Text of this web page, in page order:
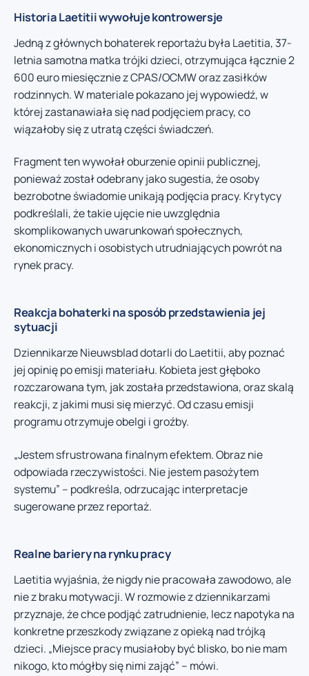
Historia Laetitii wywołuje kontrowersje
Jedną z głównych bohaterek reportażu była Laetitia, 37-
letnia samotna matka trójki dzieci, otrzymująca łącznie 2
600 euro miesięcznie z CPAS/OCMW oraz zasiłków
rodzinnych. W materiale pokazano jej wypowiedź, w
której zastanawiała się nad podjęciem pracy, co
wiązałoby się z utratą części świadczeń.
Fragment ten wywołał oburzenie opinii publicznej,
ponieważ został odebrany jako sugestia, że osoby
bezrobotne świadomie unikają podjęcia pracy. Krytycy
podkreślali, że takie ujęcie nie uwzględnia
skomplikowanych uwarunkowań społecznych,
ekonomicznych i osobistych utrudniających powrót na
rynek pracy.
Reakcja bohaterki na sposób przedstawienia jej
sytuacji
Dziennikarze Nieuwsblad dotarli do Laetitii, aby poznać
jej opinię po emisji materiału. Kobieta jest głęboko
rozczarowana tym, jak została przedstawiona, oraz skalą
reakcji, z jakimi musi się mierzyć. Od czasu emisji
programu otrzymuje obelgi i groźby.
„Jestem sfrustrowana finalnym efektem. Obraz nie
odpowiada rzeczywistości. Nie jestem pasożytem
systemu” – podkreśla, odrzucając interpretacje
sugerowane przez reportaż.
Realne bariery na rynku pracy
Laetitia wyjaśnia, że nigdy nie pracowała zawodowo, ale
nie z braku motywacji. W rozmowie z dziennikarzami
przyznaje, że chce podjąć zatrudnienie, lecz napotyka na
konkretne przeszkody związane z opieką nad trójką
dzieci. „Miejsce pracy musiałoby być blisko, bo nie mam
nikogo, kto mógłby się nimi zająć” – mówi.